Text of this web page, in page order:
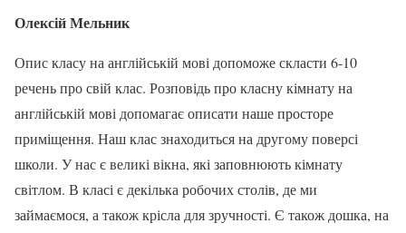
Олексій Мельник
Опис класу на англійській мові допоможе скласти 6-10
речень про свій клас. Розповідь про класну кімнату на
англійській мові допомагає описати наше просторе
приміщення. Наш клас знаходиться на другому поверсі
школи. У нас є великі вікна, які заповнюють кімнату
світлом. В класі є декілька робочих столів, де ми
займаємося, а також крісла для зручності. Є також дошка, на